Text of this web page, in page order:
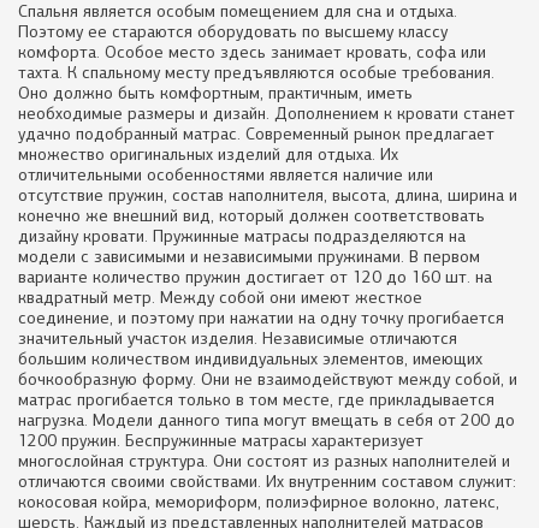
Спальня является особым помещением для сна и отдыха.
Поэтому ее стараются оборудовать по высшему классу
комфорта. Особое место здесь занимает кровать, софа или
тахта. К спальному месту предъявляются особые требования.
Оно должно быть комфортным, практичным, иметь
необходимые размеры и дизайн. Дополнением к кровати станет
удачно подобранный матрас. Современный рынок предлагает
множество оригинальных изделий для отдыха. Их
отличительными особенностями является наличие или
отсутствие пружин, состав наполнителя, высота, длина, ширина и
конечно же внешний вид, который должен соответствовать
дизайну кровати. Пружинные матрасы подразделяются на
модели с зависимыми и независимыми пружинами. В первом
варианте количество пружин достигает от 120 до 160 шт. на
квадратный метр. Между собой они имеют жесткое
соединение, и поэтому при нажатии на одну точку прогибается
значительный участок изделия. Независимые отличаются
большим количеством индивидуальных элементов, имеющих
бочкообразную форму. Они не взаимодействуют между собой, и
матрас прогибается только в том месте, где прикладывается
нагрузка. Модели данного типа могут вмещать в себя от 200 до
1200 пружин. Беспружинные матрасы характеризует
многослойная структура. Они состоят из разных наполнителей и
отличаются своими свойствами. Их внутренним составом служит:
кокосовая койра, мемориформ, полиэфирное волокно, латекс,
шерсть. Каждый из представленных наполнителей матрасов